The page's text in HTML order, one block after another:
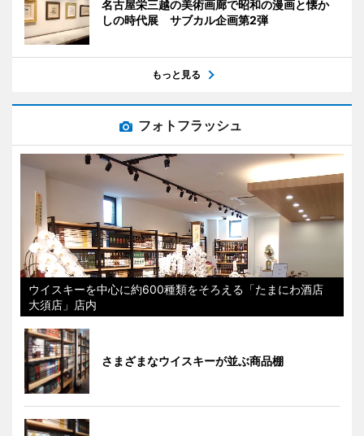
名古屋栄三越の美術画廊で昭和の漫画と懐か
しの時代展 サブカル企画第2弾
もっと見る
フォトフラッシュ
ウイスキーを中心に約600種類をそろえる「たまにわ酒店
大須店」店内
さまざまなウイスキーが並ぶ商品棚